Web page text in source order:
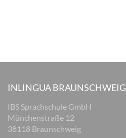
INLINGUA BRAUNSCHWEIG
IBS Sprachschule GmbH
Münchenstraße 12
38118 Braunschweig